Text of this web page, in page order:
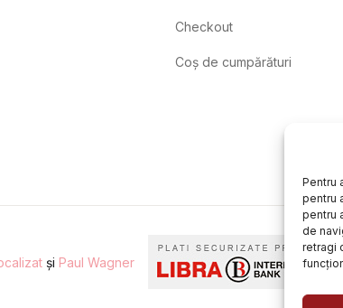
Pentru
pentru
pentru
de
retragi
Checkout
Coș de cumpărături
și Paul Wagner